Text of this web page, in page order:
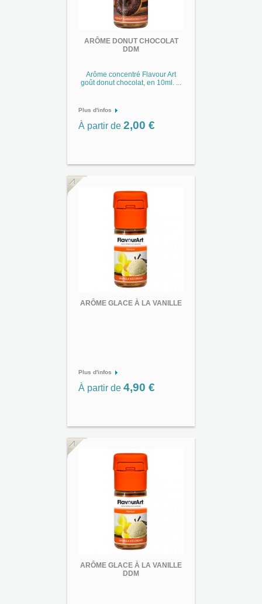
ARÔME DONUT CHOCOLAT
DDM
Arôme concentré Flavour Art
goût donut chocolat, en 10ml. ...
Plus d'infos
À partir de 2,00 €
ARÔME GLACE À LA VANILLE
Plus d'infos
À partir de 4,90 €
ARÔME GLACE À LA VANILLE
DDM